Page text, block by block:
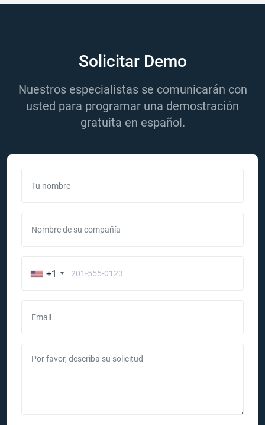
Solicitar Demo
Nuestros especialistas se comunicarán con
usted para programar una demostración
gratuita en español.
Tu nombre
Nombre de su compañía
+1
Email
Por favor, describa su solicitud